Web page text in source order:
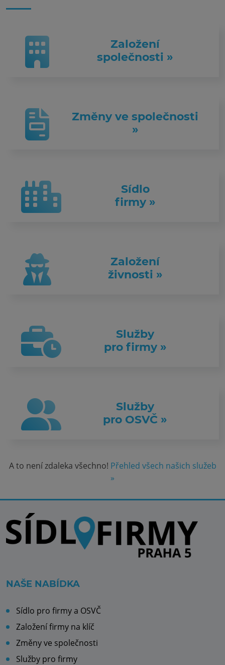
Založení
společnosti »
Změny ve společnosti
»
Sídlo
firmy »
Založení
živnosti »
Služby
pro firmy »
Služby
pro OSVČ »
A to není zdaleka všechno! Přehled všech našich služeb
»
NAŠE NABÍDKA
Sídlo pro firmy a OSVČ
Založení firmy na klíč
Změny ve společnosti
Služby pro firmy